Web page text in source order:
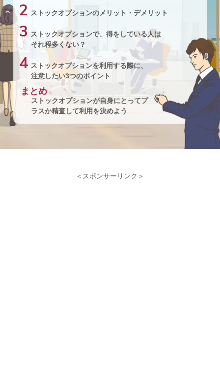
2 ストックオプションのメリット・デメリット
3 ストックオプションで、得をしている人は
それ程多くない？
4 ストックオプションを利用する際に、
注意したい3つのポイント
まとめ
ストックオプションが自身にとってプ
ラスか精査して利用を決めよう
＜スポンサーリンク＞